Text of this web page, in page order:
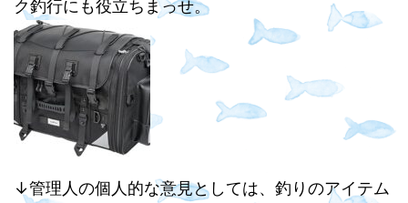
ク釣行にも役立ちまっせ。
↓管理人の個人的な意見としては、釣りのアイテム